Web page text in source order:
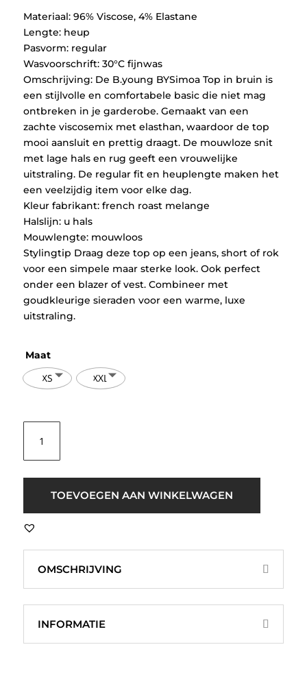
Materiaal: 96% Viscose, 4% Elastane
Lengte: heup
Pasvorm: regular
Wasvoorschrift: 30°C fijnwas
Omschrijving: De B.young BYSimoa Top in bruin is
een stijlvolle en comfortabele basic die niet mag
ontbreken in je garderobe. Gemaakt van een
zachte viscosemix met elasthan, waardoor de top
mooi aansluit en prettig draagt. De mouwloze snit
met lage hals en rug geeft een vrouwelijke
uitstraling. De regular fit en heuplengte maken het
een veelzijdig item voor elke dag.
Kleur fabrikant: french roast melange
Halslijn: u hals
Mouwlengte: mouwloos
Stylingtip Draag deze top op een jeans, short of rok
voor een simpele maar sterke look. Ook perfect
onder een blazer of vest. Combineer met
goudkleurige sieraden voor een warme, luxe
uitstraling.
Maat
XS XXL
BYSimoa
Top
Bruin
aantalTOEVOEGEN AAN WINKELWAGEN
OMSCHRIJVING
INFORMATIE